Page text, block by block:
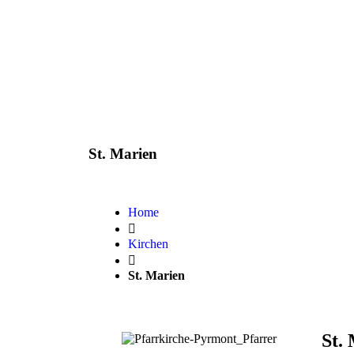
St. Marien
Home
Kirchen
St. Marien
St.